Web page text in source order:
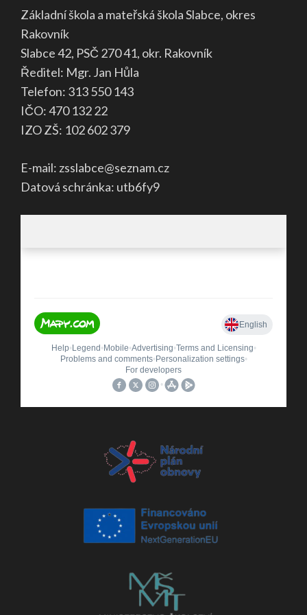
Základní škola a mateřská škola Slabce, okres
Rakovník
Slabce 42, PSČ 270 41, okr. Rakovník
Ředitel: Mgr. Jan Hůla
Telefon: 313 550 143
IČO: 470 132 22
IZO ZŠ: 102 602 379
E-mail: zsslabce@seznam.cz
Datová schránka: utb6fy9